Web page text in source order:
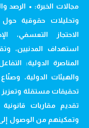
مجالات الخبرة: • الرصد
وتحليلات حقوقية حول
الاحتجاز التعسفي،
استهداف المدنيين،
المناصرة الدولية:
والهيئات الدولية،
تحقيقات مستقلة وتعزيز
تقديم مقاربات
وتمكينهم من الوصول إلى